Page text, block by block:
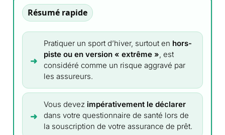
Résumé rapide
Pratiquer un sport d’hiver, surtout en hors-
piste ou en version « extrême », est
considéré comme un risque aggravé par
les assureurs.
Vous devez impérativement le déclarer
dans votre questionnaire de santé lors de
la souscription de votre assurance de prêt.